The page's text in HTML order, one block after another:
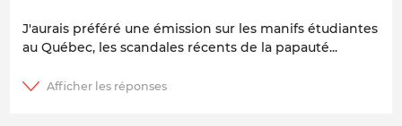
J'aurais préféré une émission sur les manifs étudiantes
au Québec, les scandales récents de la papauté...